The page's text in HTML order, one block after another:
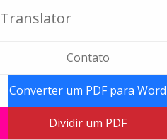
Translator
Contato
Converter um PDF para Word
Dividir um PDF